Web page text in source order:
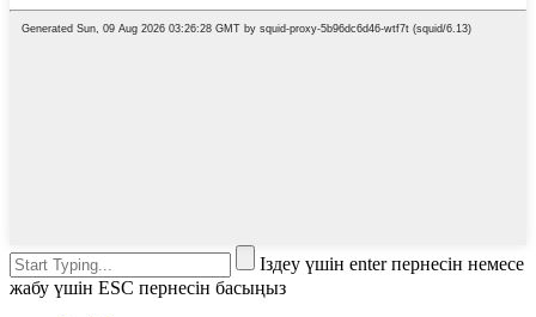
Іздеу үшін enter пернесін немесе
жабу үшін ESC пернесін басыңыз